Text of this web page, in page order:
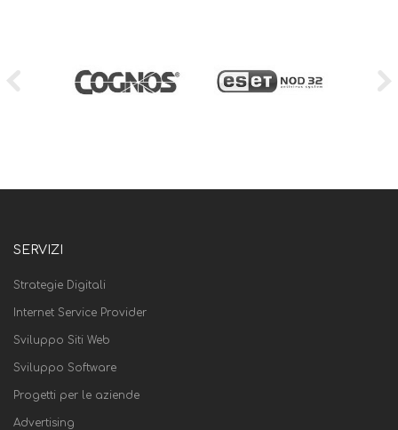
SERVIZI
Strategie Digitali
Internet Service Provider
Sviluppo Siti Web
Sviluppo Software
Progetti per le aziende
Advertising